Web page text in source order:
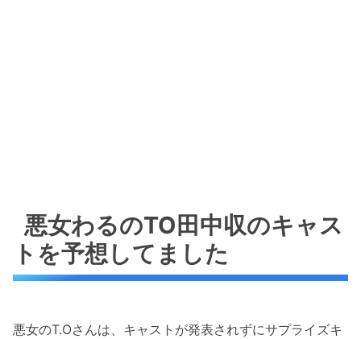
悪女わるのTO田中収のキャス
トを予想してました
悪女のT.Oさんは、キャストが発表されずにサプライズキ